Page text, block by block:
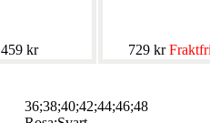
459 kr 729 kr
36;38;40;42;44;46;48